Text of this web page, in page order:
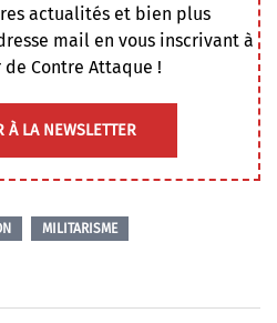
actualités et bien plus
mail en vous inscrivant à
Contre Attaque !
À LA NEWSLETTER
MILITARISME